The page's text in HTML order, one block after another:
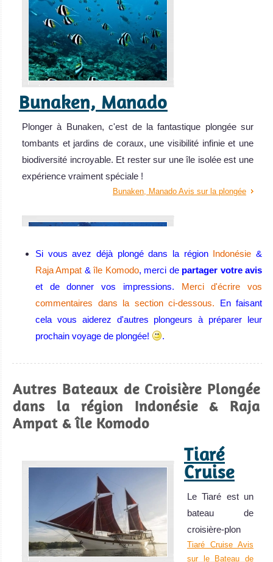
Bunaken, Manado
Plonger à Bunaken, c'est de la fantastique plongée sur
tombants et jardins de coraux, une visibilité infinie et une
biodiversité incroyable. Et rester sur une île isolée est une
expérience vraiment spéciale !
Bunaken, Manado Avis sur la plongée
Wakatobi
au monde pour la photo sous-marine macro ! Certains
jours, la visibilité peut être extraordinaire.
Wakatobi Avis sur la plongée
Strait
Meilleure
plongée muck
au monde ! L'un
des meilleurs
spots de
Si vous avez déjà plongé dans la région Indonésie &
Raja Ampat &île Komodo, merci de partager votre avis
et de donner vos impressions. Merci d'écrire vos
commentaires dans la section ci-dessous. En faisant
cela vous aiderez d'autres plongeurs à préparer leur
prochain voyage de plongée!
.
Autres Bateaux de Croisière Plongée
dans la région Indonésie & Raja
Ampat & île Komodo
Tiaré
Cruise
Le Tiaré est un
bateau de
croisière-plon
Tiaré Cruise Avis
sur le Bateau de